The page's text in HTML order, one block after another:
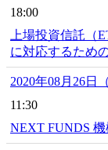
18:00
上場投資信託（
に対応するため
2020年08月26日
11:30
NEXT FUNDS